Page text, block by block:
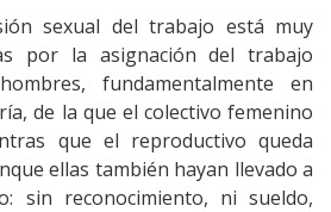
sexual del trabajo está muy
por la asignación del trabajo
fundamentalmente en
de la que el colectivo femenino
que el reproductivo queda
ellas también hayan llevado a
sin reconocimiento, ni sueldo,